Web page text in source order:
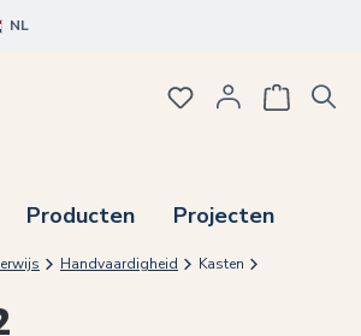
NL
Producten Projecten
Je hebt 0 items
Handvaardigheid Kasten